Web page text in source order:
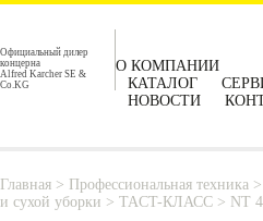
Официальный дилер
концерна
Alfred Karcher SE &
Co.KG
О КОМПАНИИ
КАТАЛОГ
НОВОСТИ
Главная > Профессиональная техника >
и сухой уборки > TACT-КЛАСС > NT